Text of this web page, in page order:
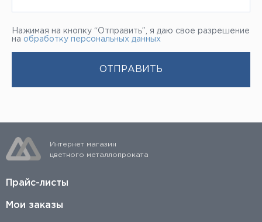
Нажимая на кнопку “Отправить”, я даю свое разрешение
на обработку персональных данных
Интернет магазин
цветного металлопроката
Прайс-листы
Мои заказы